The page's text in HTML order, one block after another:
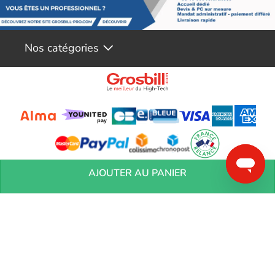
AJOUTER AU PANIER
Nos catégories
Conditions générales de réservation Conditions générales de vente
Mentions
Vos informations personnelles Préférences Cookies
Aide &